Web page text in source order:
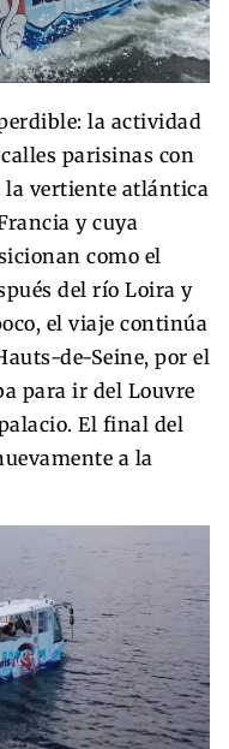
la actividad
parisinas con
la vertiente atlántica
y cuya
como el
del río Loira y
el viaje continúa
de-Seine, por el
para ir del Louvre
El final del
a la